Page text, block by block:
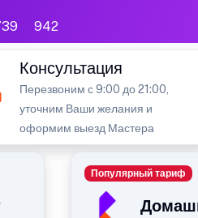
942
Консультация
Перезвоним с 9:00 до 21:00,
уточним Ваши желания и
оформим выезд Мастера
Популярный тариф